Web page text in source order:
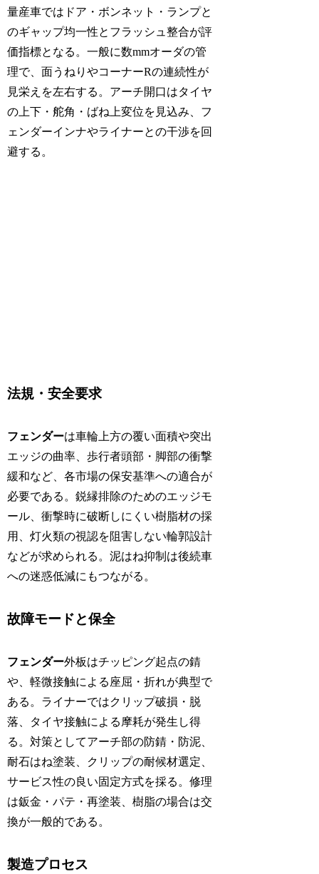
量産車ではドア・ボンネット・ランプと
のギャップ均一性とフラッシュ整合が評
価指標となる。一般に数mmオーダの管
理で、面うねりやコーナーRの連続性が
見栄えを左右する。アーチ開口はタイヤ
の上下・舵角・ばね上変位を見込み、フ
ェンダーインナやライナーとの干渉を回
避する。
法規・安全要求
フェンダーは車輪上方の覆い面積や突出
エッジの曲率、歩行者頭部・脚部の衝撃
緩和など、各市場の保安基準への適合が
必要である。鋭縁排除のためのエッジモ
ール、衝撃時に破断しにくい樹脂材の採
用、灯火類の視認を阻害しない輪郭設計
などが求められる。泥はね抑制は後続車
への迷惑低減にもつながる。
故障モードと保全
フェンダー外板はチッピング起点の錆
や、軽微接触による座屈・折れが典型で
ある。ライナーではクリップ破損・脱
落、タイヤ接触による摩耗が発生し得
る。対策としてアーチ部の防錆・防泥、
耐石はね塗装、クリップの耐候材選定、
サービス性の良い固定方式を採る。修理
は鈑金・パテ・再塗装、樹脂の場合は交
換が一般的である。
製造プロセス